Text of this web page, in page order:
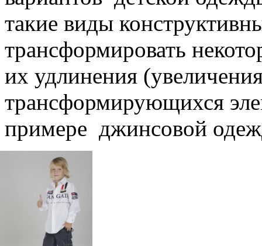
такие виды
трансформировать
их удлинения
трансформирующихся
примере джинсовой